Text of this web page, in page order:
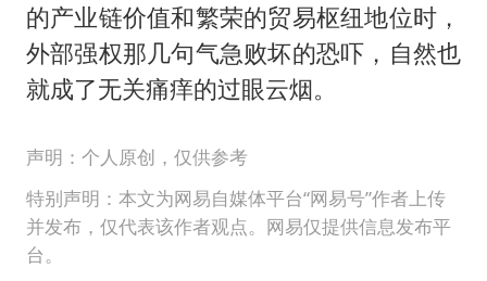
的产业链价值和繁荣的贸易枢纽地位时，
外部强权那几句气急败坏的恐吓，自然也
就成了无关痛痒的过眼云烟。
声明：个人原创，仅供参考
特别声明：本文为网易自媒体平台“网易号”作者上传
并发布，仅代表该作者观点。网易仅提供信息发布平
台。